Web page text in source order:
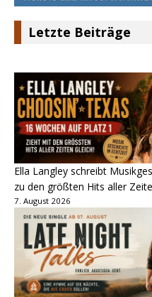
Letzte Beiträge
Ella Langley schreibt
zu den größten Hits aller
7. August 2026